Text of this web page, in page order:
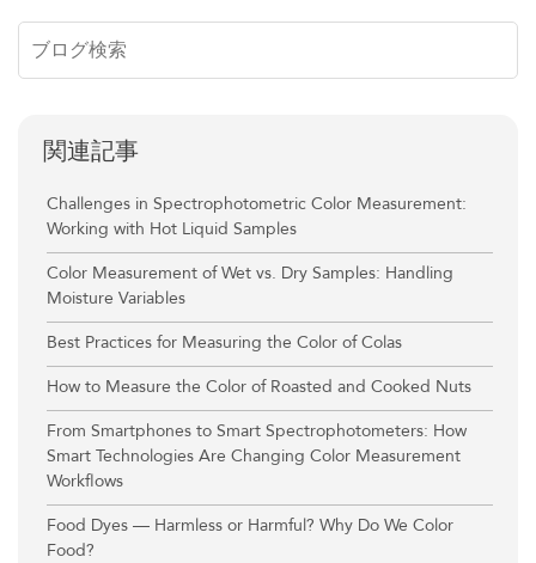
関連記事
Challenges in Spectrophotometric Color Measurement:
Working with Hot Liquid Samples
Color Measurement of Wet vs. Dry Samples: Handling
Moisture Variables
Best Practices for Measuring the Color of Colas
How to Measure the Color of Roasted and Cooked Nuts
From Smartphones to Smart Spectrophotometers: How
Smart Technologies Are Changing Color Measurement
Workflows
Food Dyes — Harmless or Harmful? Why Do We Color
Food?